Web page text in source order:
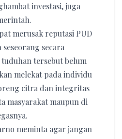
investasi, juga
merusak reputasi PUD
secara
tersebut belum
melekat pada individu
citra dan integritas
masyarakat maupun di
meminta agar jangan